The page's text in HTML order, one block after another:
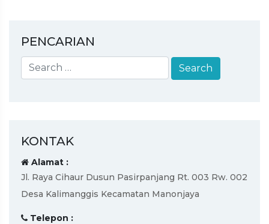
PENCARIAN
KONTAK
Alamat :
Jl. Raya Cihaur Dusun Pasirpanjang Rt. 003 Rw. 002
Desa Kalimanggis Kecamatan Manonjaya
Telepon :